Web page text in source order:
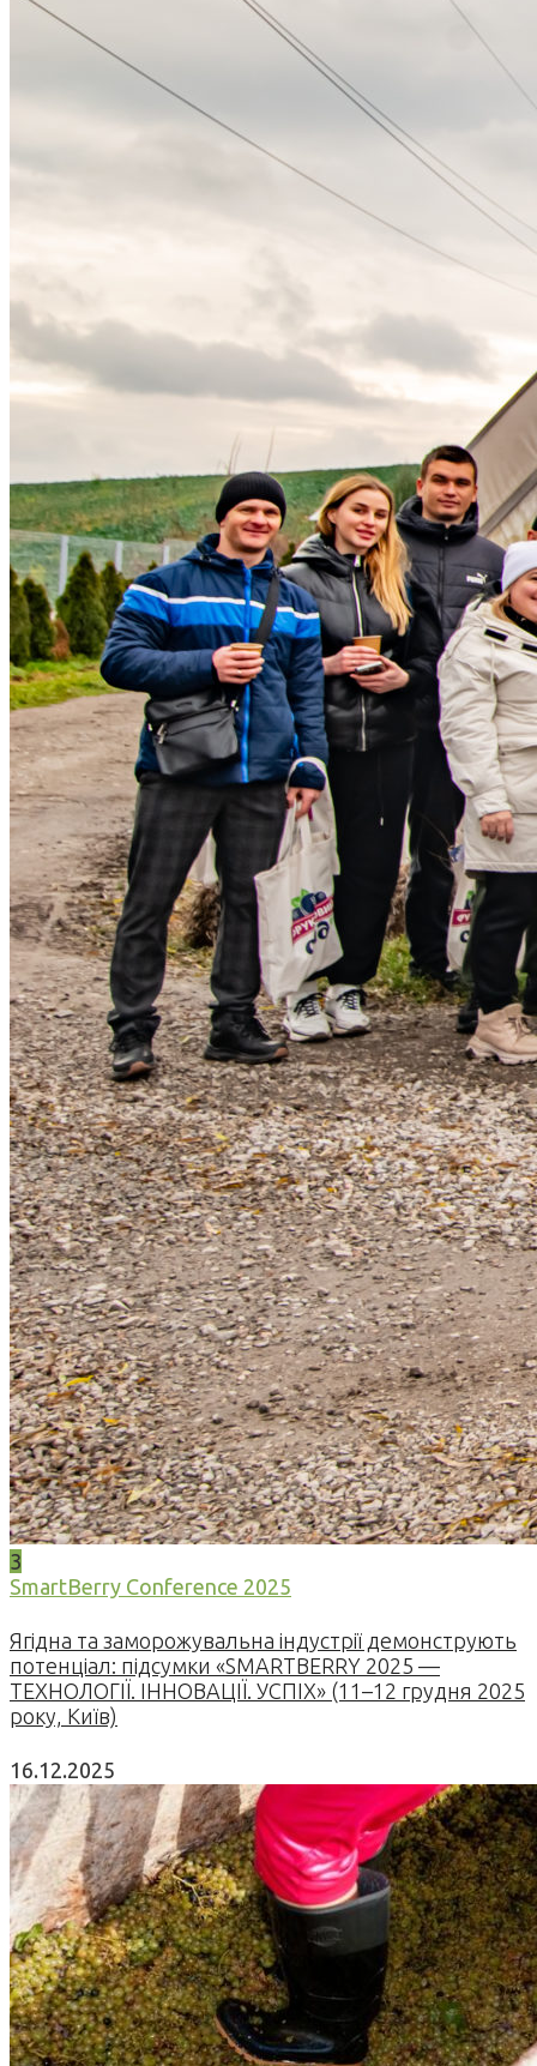
3
SmartBerry Conference 2025
Ягідна та заморожувальна індустрії демонструють
потенціал: підсумки «SMARTBERRY 2025 —
ТЕХНОЛОГІЇ. ІННОВАЦІЇ. УСПІХ» (11–12 грудня 2025
року, Київ)
16.12.2025